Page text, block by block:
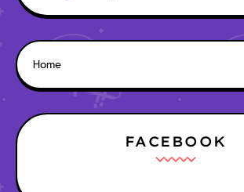
Home
FACEBOOK